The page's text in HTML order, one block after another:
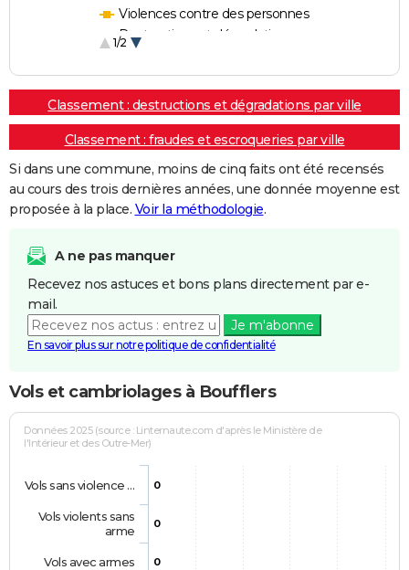
Violences contre des personnes
Destructions et dégradations
1/2
Classement : destructions et dégradations par ville
Classement : fraudes et escroqueries par ville
Si dans une commune, moins de cinq faits ont été recensés
au cours des trois dernières années, une donnée moyenne est
proposée à la place. Voir la méthodologie.
A ne pas manquer
Recevez nos astuces et bons plans directement par e-
mail.
Je m'abonne
En savoir plus sur notre politique de confidentialité
Vols et cambriolages à Boufflers
Données 2025 (source : Linternaute.com d'après le Ministère de
l'Intérieur et des Outre-Mer)
0
0
0
Vols sans violence …
Vols violents sans
arme
Vols avec armes